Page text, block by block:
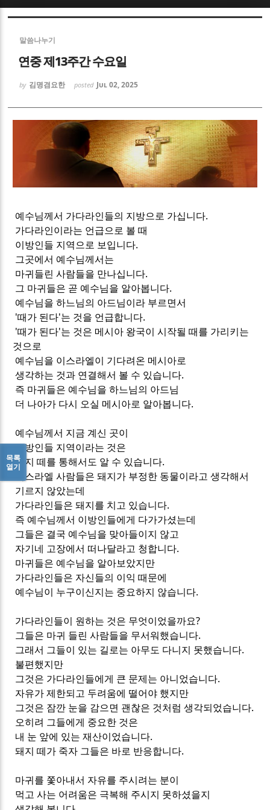
말씀나누기
연중 제13주간 수요일
by 김명겸요한 posted Jul 02, 2025
예수님께서 가다라인들의 지방으로 가십니다.
가다라인이라는 언급으로 볼 때
이방인들 지역으로 보입니다.
그곳에서 예수님께서는
마귀들린 사람들을 만나십니다.
그 마귀들은 곧 예수님을 알아봅니다.
예수님을 하느님의 아드님이라 부르면서
'때가 된다'는 것을 언급합니다.
'때가 된다'는 것은 메시아 왕국이 시작될 때를 가리키는
것으로
예수님을 이스라엘이 기다려온 메시아로
생각하는 것과 연결해서 볼 수 있습니다.
즉 마귀들은 예수님을 하느님의 아드님
더 나아가 다시 오실 메시아로 알아봅니다.
예수님께서 지금 계신 곳이
이방인들 지역이라는 것은
돼지 떼를 통해서도 알 수 있습니다.
이스라엘 사람들은 돼지가 부정한 동물이라고 생각해서
기르지 않았는데
가다라인들은 돼지를 치고 있습니다.
즉 예수님께서 이방인들에게 다가가셨는데
그들은 결국 예수님을 맞아들이지 않고
자기네 고장에서 떠나달라고 청합니다.
마귀들은 예수님을 알아보았지만
가다라인들은 자신들의 이익 때문에
예수님이 누구이신지는 중요하지 않습니다.
가다라인들이 원하는 것은 무엇이었을까요?
그들은 마귀 들린 사람들을 무서워했습니다.
그래서 그들이 있는 길로는 아무도 다니지 못했습니다.
불편했지만
그것은 가다라인들에게 큰 문제는 아니었습니다.
자유가 제한되고 두려움에 떨어야 했지만
그것은 잠깐 눈을 감으면 괜찮은 것처럼 생각되었습니다.
오히려 그들에게 중요한 것은
내 눈 앞에 있는 재산이었습니다.
돼지 떼가 죽자 그들은 바로 반응합니다.
마귀를 쫓아내서 자유를 주시려는 분이
먹고 사는 어려움은 극복해 주시지 못하셨을지
목록
열기
Sketchbook5, 스케치북5
Sketchbook5, 스케치북5
Sketchbook5, 스케치북5
Sketchbook5, 스케치북5